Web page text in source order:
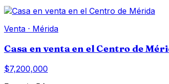
Venta · Mérida
Casa en venta en el Centro de
$7,200,000